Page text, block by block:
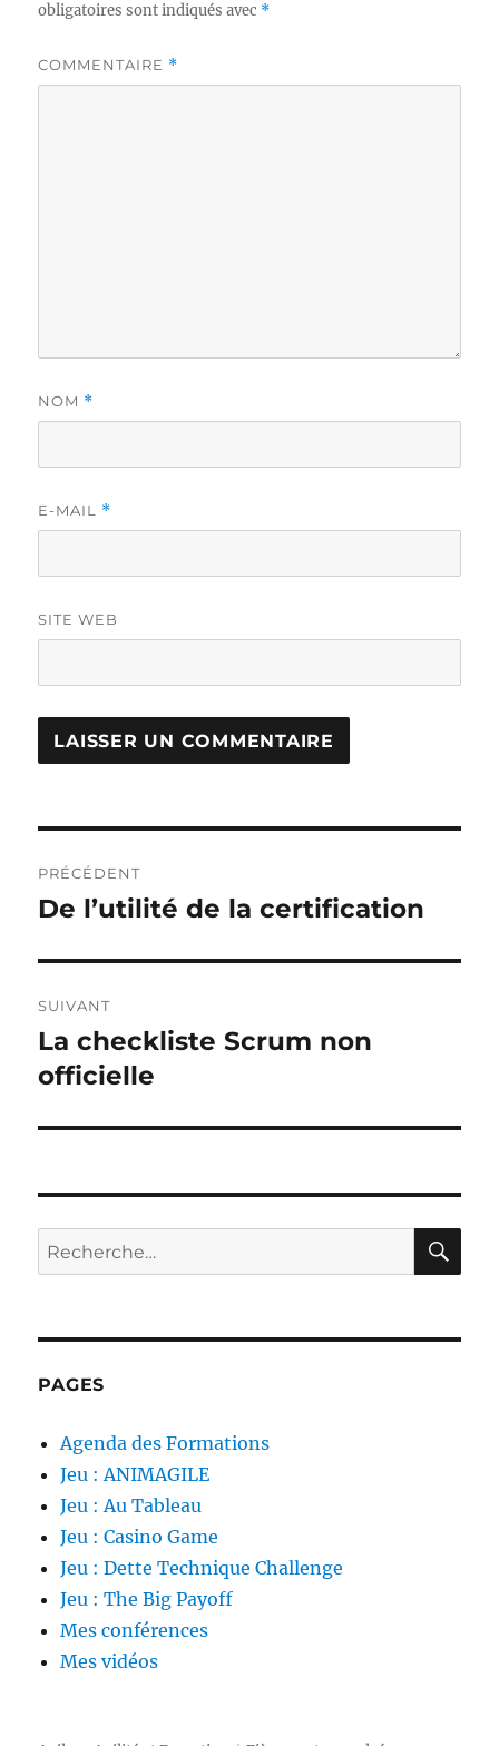
obligatoires sont indiqués avec *
COMMENTAIRE *
NOM *
E-MAIL *
SITE WEB
de
PRÉCÉDENT
Publication
De l’utilité de la certification
SUIVANT
Publication
suivante :
La checkliste Scrum non
officielle
Recherche
pour :
PAGES
Agenda des Formations
Jeu : ANIMAGILE
Jeu : Au Tableau
Jeu : Casino Game
Jeu : Dette Technique Challenge
Jeu : The Big Payoff
Mes conférences
Mes vidéos